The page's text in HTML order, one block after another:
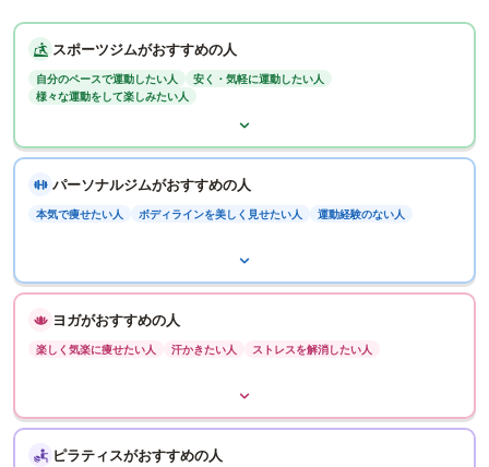
スポーツジムがおすすめの人
自分のペースで運動したい人
安く・気軽に運動したい人
様々な運動をして楽しみたい人
パーソナルジムがおすすめの人
本気で痩せたい人 ボディラインを美しく見せたい人 運動経験のない人
ヨガがおすすめの人
楽しく気楽に痩せたい人 汗かきたい人 ストレスを解消したい人
ピラティスがおすすめの人